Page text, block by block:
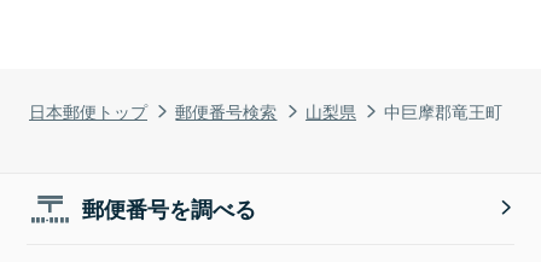
日本郵便トップ 郵便番号検索 山梨県 中巨摩郡竜王町
郵便番号を調べる